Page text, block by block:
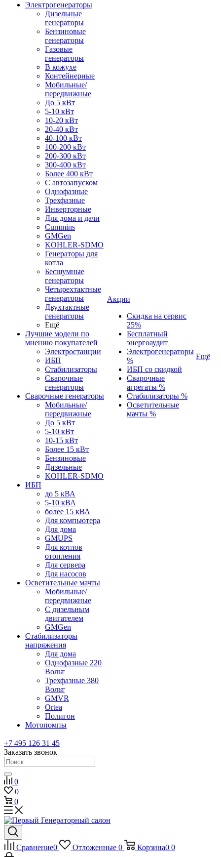
Электрогенераторы
Дизельные
генераторы
Бензиновые
генераторы
Газовые
генераторы
В кожухе
Контейнерные
Мобильные/
передвижные
До 5 кВт
5-10 кВт
10-20 кВт
20-40 кВт
40-100 кВт
100-200 кВт
200-300 кВт
300-400 кВт
Более 400 кВт
С автозапуском
Однофазные
Трехфазные
Инверторные
Для дома и дачи
Cummins
GMGen
KOHLER-SDMO
Генераторы для
котла
Бесшумные
генераторы
Четырехтактные
генераторы
Двухтактные
генераторы
Ещё
Лучшие модели по
мнению покупателей
Электростанции
ИБП
Стабилизаторы
Сварочные
генераторы
Сварочные генераторы
Мобильные/
передвижные
До 5 кВт
5-10 кВт
10-15 кВт
Более 15 кВт
Бензиновые
Дизельные
KOHLER-SDMO
ИБП
до 5 кВА
5-10 кВА
более 15 кВА
Для компьютера
Для дома
GMUPS
Для котлов
отопления
Для сервера
Для насосов
Осветительные мачты
Мобильные/
передвижные
С дизельным
двигателем
GMGen
Стабилизаторы
напряжения
Для дома
Однофазные 220
Вольт
Трехфазные 380
Вольт
GMVR
Ortea
Полигон
Мотопомпы
Акции
Скидка на сервис
25%
Бесплатный
энергоаудит
Электрогенераторы
%
ИБП со скидкой
Сварочные
агрегаты %
Стабилизаторы %
Осветительные
мачты %
Ещё
+7 495 126 31 45
Заказать звонок
0
0
0
Сравнение0 Отложенные 0 Корзина0 0